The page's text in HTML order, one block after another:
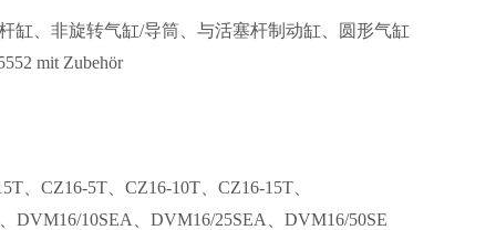
缸、非旋转气缸/导筒、与活塞杆制动缸、圆形气缸
mit Zubehör
、CZ16-5T、CZ16-10T、CZ16-15T、
DVM16/10SEA、DVM16/25SEA、DVM16/50SE